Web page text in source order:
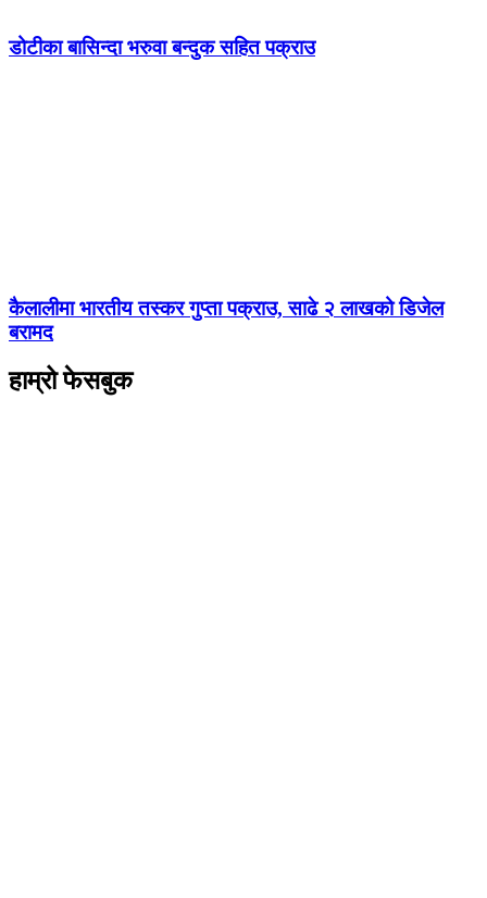
डोटीका बासिन्दा भरुवा बन्दुक सहित पक्राउ
कैलालीमा भारतीय तस्कर गुप्ता पक्राउ, साढे २ लाखको डिजेल
बरामद
हाम्रो फेसबुक